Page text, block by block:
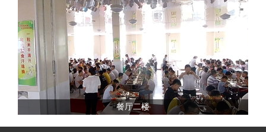
餐厅二楼